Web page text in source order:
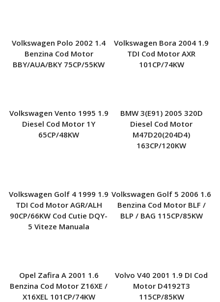
Volkswagen Polo 2002 1.4
Benzina Cod Motor
BBY/AUA/BKY 75CP/55KW
Volkswagen Bora 2004 1.9
TDI Cod Motor AXR
101CP/74KW
Volkswagen Vento 1995 1.9
Diesel Cod Motor 1Y
65CP/48KW
BMW 3(E91) 2005 320D
Diesel Cod Motor
M47D20(204D4)
163CP/120KW
Volkswagen Golf 4 1999 1.9
TDI Cod Motor AGR/ALH
90CP/66KW Cod Cutie DQY-
5 Viteze Manuala
Volkswagen Golf 5 2006 1.6
Benzina Cod Motor BLF /
BLP / BAG 115CP/85KW
Opel Zafira A 2001 1.6
Benzina Cod Motor Z16XE /
X16XEL 101CP/74KW
Volvo V40 2001 1.9 DI Cod
Motor D4192T3
115CP/85KW